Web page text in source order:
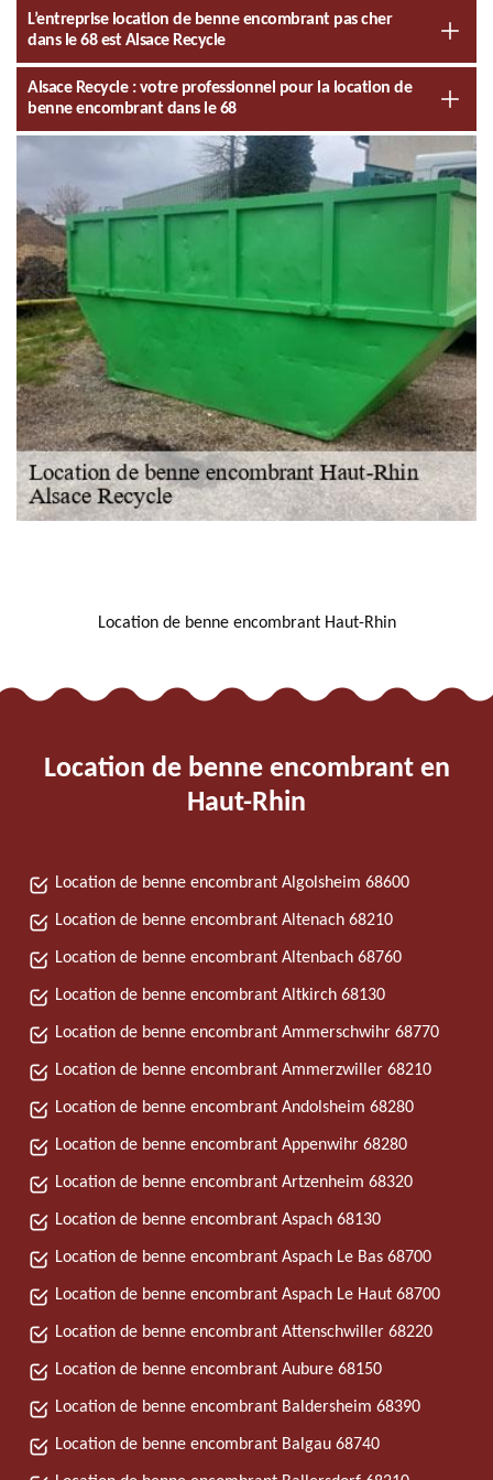
L’entreprise location de benne encombrant pas cher
dans le 68 est Alsace Recycle
Alsace Recycle : votre professionnel pour la location de
benne encombrant dans le 68
Location de benne encombrant Haut-Rhin
Location de benne encombrant en
Haut-Rhin
Location de benne encombrant Algolsheim 68600
Location de benne encombrant Altenach 68210
Location de benne encombrant Altenbach 68760
Location de benne encombrant Altkirch 68130
Location de benne encombrant Ammerschwihr 68770
Location de benne encombrant Ammerzwiller 68210
Location de benne encombrant Andolsheim 68280
Location de benne encombrant Appenwihr 68280
Location de benne encombrant Artzenheim 68320
Location de benne encombrant Aspach 68130
Location de benne encombrant Aspach Le Bas 68700
Location de benne encombrant Aspach Le Haut 68700
Location de benne encombrant Attenschwiller 68220
Location de benne encombrant Aubure 68150
Location de benne encombrant Baldersheim 68390
Location de benne encombrant Balgau 68740